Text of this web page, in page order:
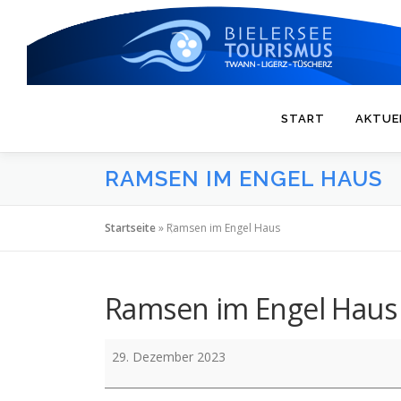
springen
START
RAMSEN IM ENGEL HAUS
Startseite» Ramsen im Engel Haus
Ramsen im Engel Haus
Ramsen
Engel
29. Dezember 2023